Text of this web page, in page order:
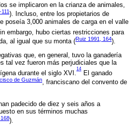
se implicaron en la crianza de animales,
). Incluso, entre los propietarios de
poseía 3,000 animales de carga en el valle
embargo, hubo ciertas restricciones para
al igual que su monta (Ruiz 1991, 164).
que, en general, tuvo la ganadería
tal vez fueron más perjudiciales que la
durante el siglo XVI.
14
El ganado
de Guzmán, franciscano del convento de
padecido de diez y seis años a
en sus términos muchas
).